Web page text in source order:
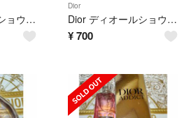
Dior ディオールショウ スティロ ウォータープルーフ パーリーゴールド
Dior
Dior ディオールショウ スティロ ウォータープルーフ パーリーコーラル
¥700